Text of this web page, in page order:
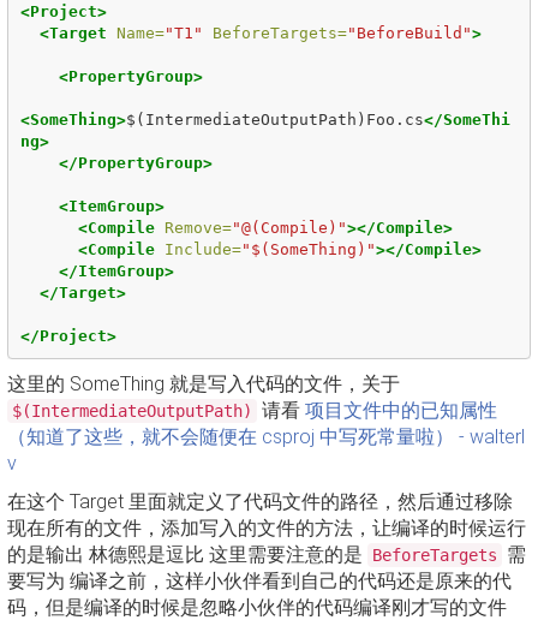
<Project>
<Target Name="T1" BeforeTargets="BeforeBuild">
<PropertyGroup>
<SomeThing>$(IntermediateOutputPath)Foo.cs</SomeThi
ng>
</PropertyGroup>
<ItemGroup>
<Compile
Remove="@(Compile)"></Compile>
<Compile
Include="$(SomeThing)"></Compile>
</ItemGroup>
</Target>
</Project>
这里的 SomeThing 就是写入代码的文件，关于
$(IntermediateOutputPath) 请看 项目文件中的已知属性
（知道了这些，就不会随便在 csproj 中写死常量啦） - walterl
v
在这个 Target 里面就定义了代码文件的路径，然后通过移除
现在所有的文件，添加写入的文件的方法，让编译的时候运行
的是输出 林德熙是逗比 这里需要注意的是
BeforeTargets
需
要写为 编译之前，这样小伙伴看到自己的代码还是原来的代
码，但是编译的时候是忽略小伙伴的代码编译刚才写的文件